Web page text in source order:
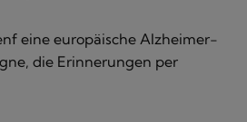
eine europäische Alzheimer-
die Erinnerungen per